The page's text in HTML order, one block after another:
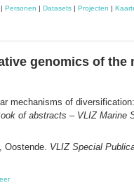
| Personen | Datasets| Projecten |
genomics of
mechanisms of
of abstracts – VLIZ Marine
VLIZ Special